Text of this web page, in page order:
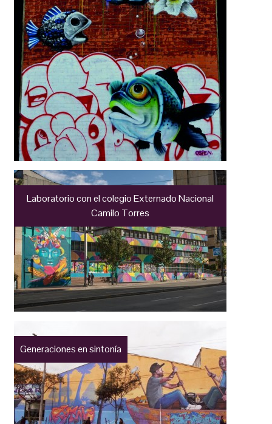
Laboratorio con el colegio Externado Nacional
Camilo Torres
Generaciones en sintonía